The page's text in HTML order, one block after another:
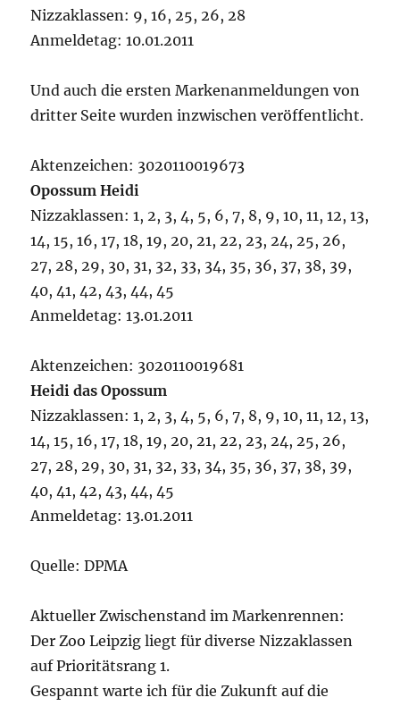
Nizzaklassen: 9, 16, 25, 26, 28
Anmeldetag: 10.01.2011
Und auch die ersten Markenanmeldungen von
dritter Seite wurden inzwischen veröffentlicht.
Aktenzeichen: 3020110019673
Opossum Heidi
Nizzaklassen: 1, 2, 3, 4, 5, 6, 7, 8, 9, 10, 11, 12, 13,
14, 15, 16, 17, 18, 19, 20, 21, 22, 23, 24, 25, 26,
27, 28, 29, 30, 31, 32, 33, 34, 35, 36, 37, 38, 39,
40, 41, 42, 43, 44, 45
Anmeldetag: 13.01.2011
Aktenzeichen: 3020110019681
Heidi das Opossum
Nizzaklassen: 1, 2, 3, 4, 5, 6, 7, 8, 9, 10, 11, 12, 13,
14, 15, 16, 17, 18, 19, 20, 21, 22, 23, 24, 25, 26,
27, 28, 29, 30, 31, 32, 33, 34, 35, 36, 37, 38, 39,
40, 41, 42, 43, 44, 45
Anmeldetag: 13.01.2011
Quelle: DPMA
Aktueller Zwischenstand im Markenrennen:
Der Zoo Leipzig liegt für diverse Nizzaklassen
auf Prioritätsrang 1.
Gespannt warte ich für die Zukunft auf die